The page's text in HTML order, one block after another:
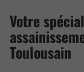
Votre
Toulousain